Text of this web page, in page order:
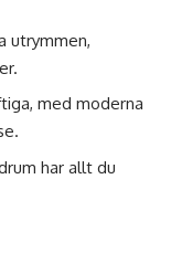
utrymmen,
med moderna
har allt du